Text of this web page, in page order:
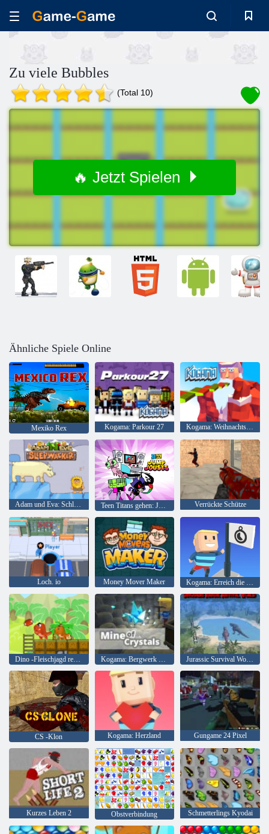
Zu viele Bubbles
(Total 10)
🔥 Jetzt Spielen
Ähnliche Spiele Online
Mexiko Rex Kogama: Parkour 27 Kogama: Weihnachtsparkour
Adam und Eva: Schlafwandler Teen Titans gehen: Jump Joss Verrückte Schütze
Loch. io Money Mover Maker Kogama: Erreich die Flagge
Dino -Fleischjagd remastered Kogama: Bergwerk der Kristalle Jurassic Survival World der Dinosaurier
CS -Klon Kogama: Herzland Gungame 24 Pixel
Kurzes Leben 2 Obstverbindung Schmetterlings Kyodai